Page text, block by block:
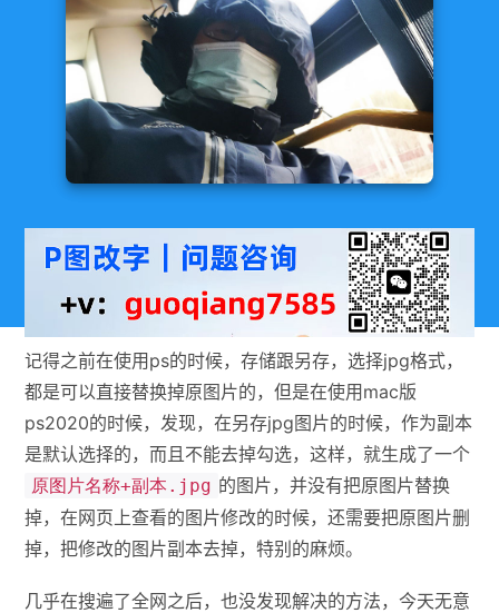
记得之前在使用ps的时候，存储跟另存，选择jpg格式，
都是可以直接替换掉原图片的，但是在使用mac版
ps2020的时候，发现，在另存jpg图片的时候，作为副本
是默认选择的，而且不能去掉勾选，这样，就生成了一个
原图片名称+副本.jpg 的图片，并没有把原图片替换
掉，在网页上查看的图片修改的时候，还需要把原图片删
掉，把修改的图片副本去掉，特别的麻烦。
几乎在搜遍了全网之后，也没发现解决的方法，今天无意